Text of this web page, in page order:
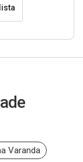
Varanda